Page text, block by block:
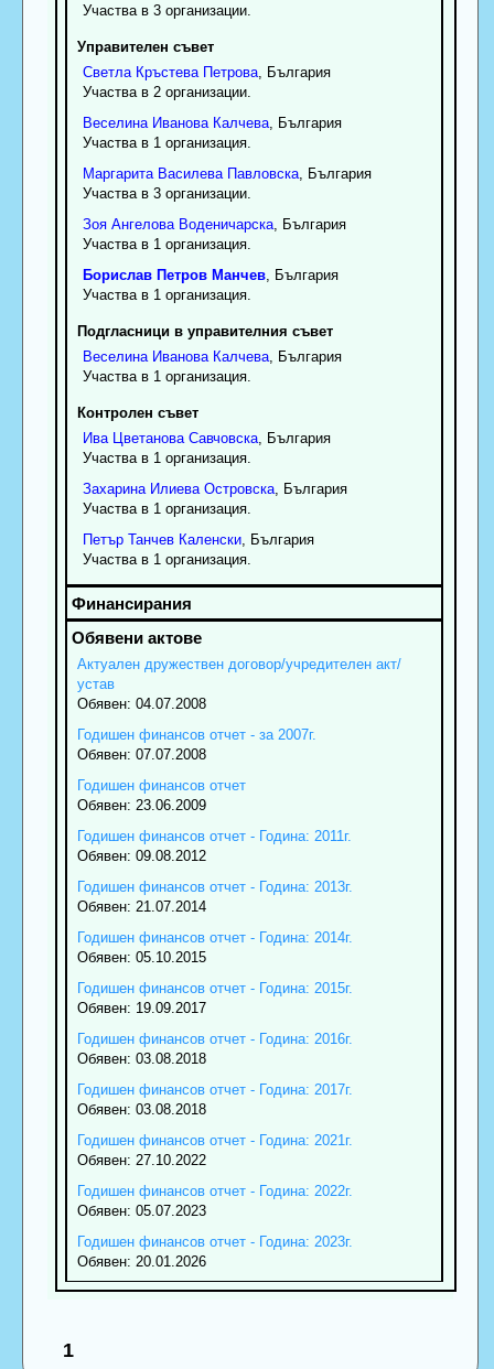
Участва в 3 организации.
Управителен съвет
Светла Кръстева Петрова, България
Участва в 2 организации.
Веселина Иванова Калчева, България
Участва в 1 организация.
Маргарита Василева Павловска, България
Участва в 3 организации.
Зоя Ангелова Воденичарска, България
Участва в 1 организация.
Борислав Петров Манчев, България
Участва в 1 организация.
Подгласници в управителния съвет
Веселина Иванова Калчева, България
Участва в 1 организация.
Контролен съвет
Ива Цветанова Савчовска, България
Участва в 1 организация.
Захарина Илиева Островска, България
Участва в 1 организация.
Петър Танчев Каленски, България
Участва в 1 организация.
Актуален дружествен договор/учредителен акт/
устав
Обявен: 04.07.2008
Годишен финансов отчет - за 2007г.
Обявен: 07.07.2008
Годишен финансов отчет
Обявен: 23.06.2009
Годишен финансов отчет - Година: 2011г.
Обявен: 09.08.2012
Годишен финансов отчет - Година: 2013г.
Обявен: 21.07.2014
Годишен финансов отчет - Година: 2014г.
Обявен: 05.10.2015
Годишен финансов отчет - Година: 2015г.
Обявен: 19.09.2017
Годишен финансов отчет - Година: 2016г.
Обявен: 03.08.2018
Годишен финансов отчет - Година: 2017г.
Обявен: 03.08.2018
Годишен финансов отчет - Година: 2021г.
Обявен: 27.10.2022
Годишен финансов отчет - Година: 2022г.
Обявен: 05.07.2023
Годишен финансов отчет - Година: 2023г.
Обявен: 20.01.2026
1